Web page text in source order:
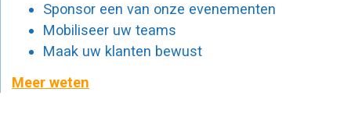
Sponsor een van onze evenementen
Mobiliseer uw teams
Maak uw klanten bewust
Meer weten